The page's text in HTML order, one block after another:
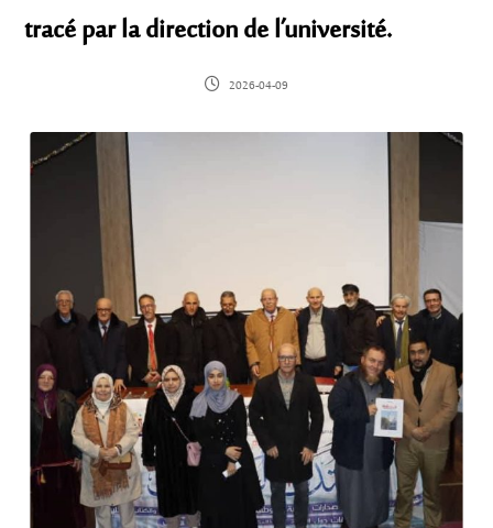
tracé par la direction de l’université.
2026-04-09